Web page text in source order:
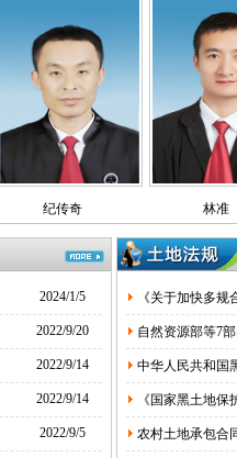
纪传奇 林准
2024/1/5
2022/9/20
2022/9/14
2022/9/14
2022/9/5
《关于加快多规
自然资源部等7
中华人民共和国
《国家黑土地保
农村土地承包合